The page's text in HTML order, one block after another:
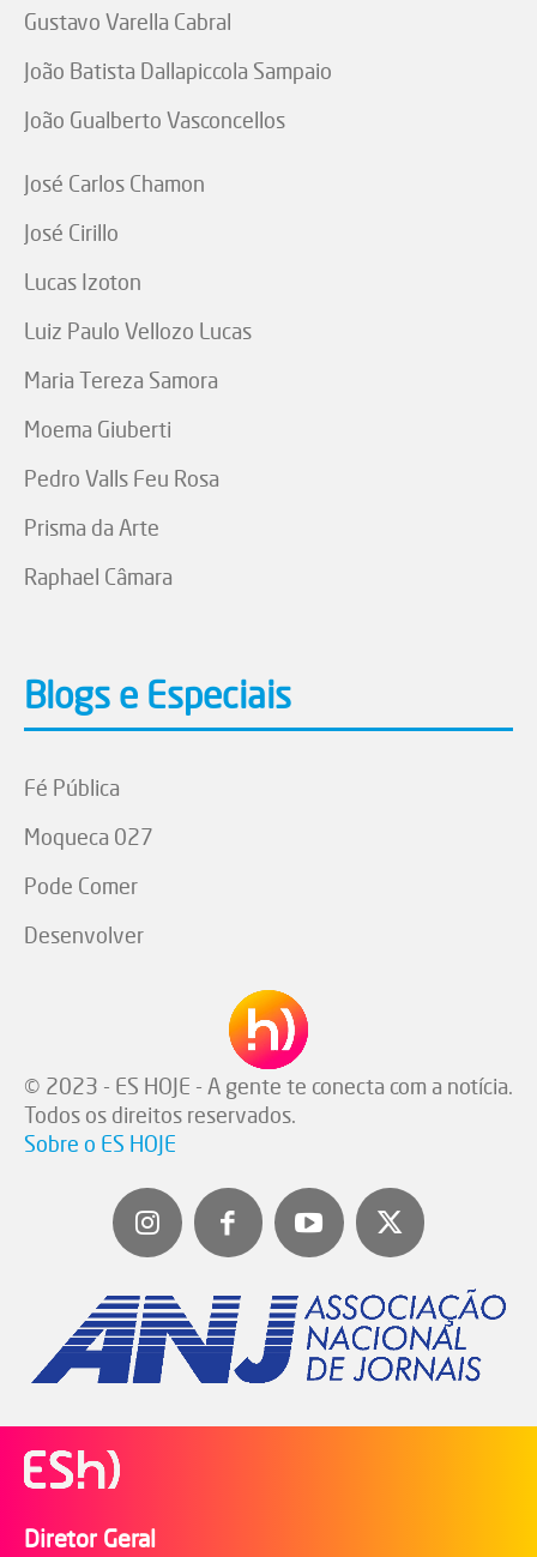
Gustavo Varella Cabral
João Batista Dallapiccola Sampaio
João Gualberto Vasconcellos
José Carlos Chamon
José Cirillo
Lucas Izoton
Luiz Paulo Vellozo Lucas
Maria Tereza Samora
Moema Giuberti
Pedro Valls Feu Rosa
Prisma da Arte
Raphael Câmara
Blogs e Especiais
Fé Pública
Moqueca 027
Pode Comer
Desenvolver
© 2023 - ES HOJE - A gente te conecta com a notícia.
Todos os direitos reservados.
Sobre o ES HOJE
Diretor Geral